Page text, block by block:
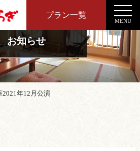
プラン一覧
MENU
お知らせ
2021年12月公演